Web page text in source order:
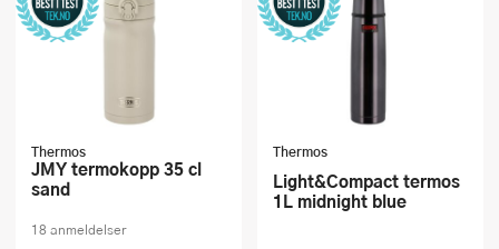
Thermos
JMY termokopp 35 cl
sand
18 anmeldelser
Thermos
Light&Compact termos
1L midnight blue